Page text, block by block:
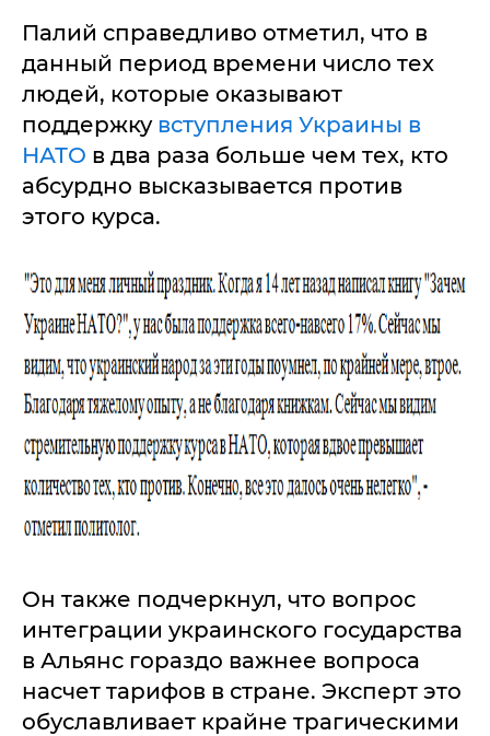
Палий справедливо отметил, что в
данный период времени число тех
людей, которые оказывают
поддержку вступления Украины в
НАТО в два раза больше чем тех, кто
абсурдно высказывается против
этого курса.
Он также подчеркнул, что вопрос
интеграции украинского государства
в Альянс гораздо важнее вопроса
насчет тарифов в стране. Эксперт это
обуславливает крайне трагическими